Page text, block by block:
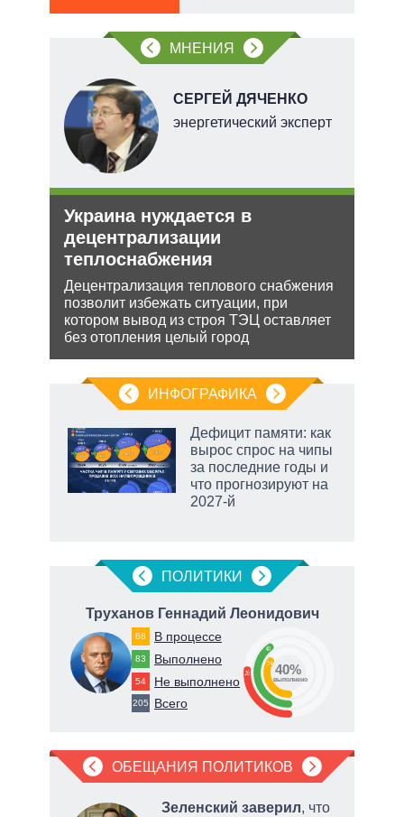
МНЕНИЯ
СЕРГЕЙ ДЯЧЕНКО
энергетический эксперт
Украина нуждается в
децентрализации
теплоснабжения
Децентрализация теплового снабжения
позволит избежать ситуации, при
котором вывод из строя ТЭЦ оставляет
без отопления целый город
ИНФОГРАФИКА
Дефицит памяти: как
вырос спрос на чипы
за последние годы и
что прогнозируют на
2027-й
ПОЛИТИКИ
Труханов Геннадий Леонидович
68 В процессе
83 Выполнено
54 Не выполнено
205 Всего
26
40
34 40%
выполнено
ОБЕЩАНИЯ ПОЛИТИКОВ
Зеленский заверил, что